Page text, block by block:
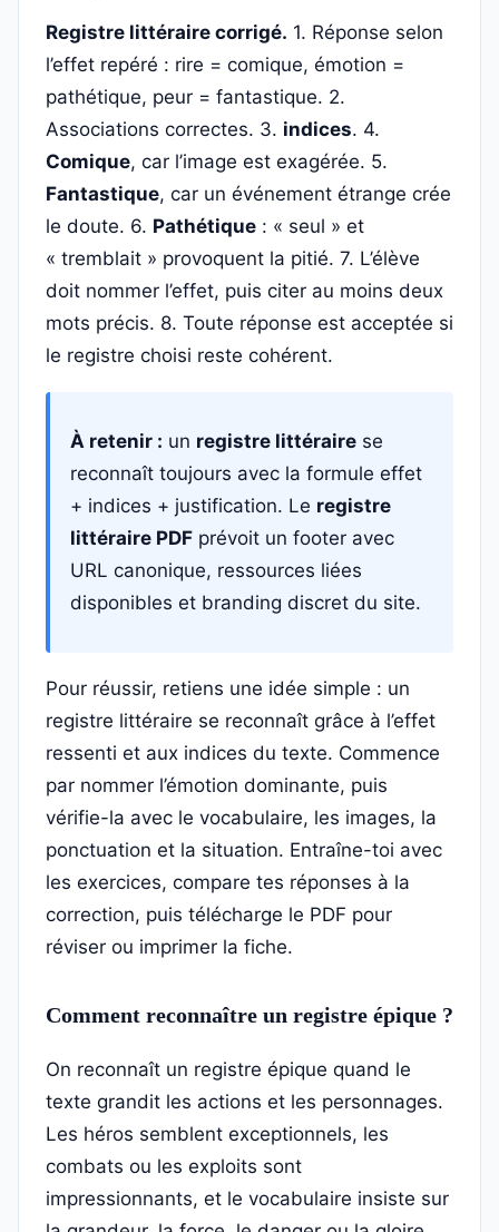
Registre littéraire corrigé. 1. Réponse selon
l’effet repéré : rire = comique, émotion =
pathétique, peur = fantastique. 2.
Associations correctes. 3. indices. 4.
Comique, car l’image est exagérée. 5.
Fantastique, car un événement étrange crée
le doute. 6. Pathétique : « seul » et
« tremblait » provoquent la pitié. 7. L’élève
doit nommer l’effet, puis citer au moins deux
mots précis. 8. Toute réponse est acceptée si
le registre choisi reste cohérent.
À retenir : un registre littéraire se
reconnaît toujours avec la formule effet
+ indices + justification. Le registre
littéraire PDF prévoit un footer avec
URL canonique, ressources liées
disponibles et branding discret du site.
Pour réussir, retiens une idée simple : un
registre littéraire se reconnaît grâce à l’effet
ressenti et aux indices du texte. Commence
par nommer l’émotion dominante, puis
vérifie-la avec le vocabulaire, les images, la
ponctuation et la situation. Entraîne-toi avec
les exercices, compare tes réponses à la
correction, puis télécharge le PDF pour
réviser ou imprimer la fiche.
Comment reconnaître un registre épique ?
On reconnaît un registre épique quand le
texte grandit les actions et les personnages.
Les héros semblent exceptionnels, les
combats ou les exploits sont
impressionnants, et le vocabulaire insiste sur